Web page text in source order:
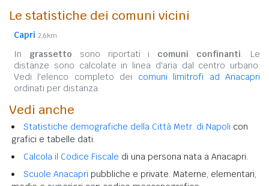
Le statistiche dei comuni vicini
Capri 2,6km
In grassetto sono riportati i comuni confinanti. Le
distanze sono calcolate in linea d'aria dal centro urbano.
Vedi l'elenco completo dei comuni limitrofi ad Anacapri
ordinati per distanza.
Vedi anche
Statistiche demografiche della Città Metr. di Napoli con
grafici e tabelle dati.
Calcola il Codice Fiscale di una persona nata a Anacapri.
Scuole Anacapri pubbliche e private. Materne, elementari,